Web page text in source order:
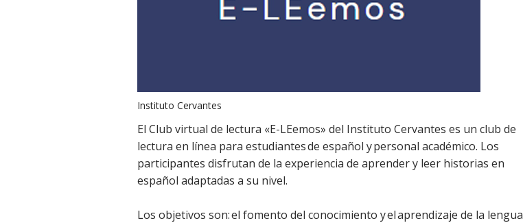
Instituto Cervantes
El Club virtual de lectura «E-LEemos» del Instituto Cervantes es un club de
lectura en línea para estudiantes de español y personal académico. Los
participantes disfrutan de la experiencia de aprender y leer historias en
español adaptadas a su nivel.
Los objetivos son: el fomento del conocimiento y el aprendizaje de la lengua